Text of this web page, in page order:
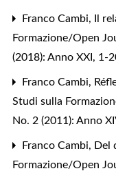
Franco Cambi, Il
Formazione/Open
(2018): Anno XXI, 1-
Franco Cambi,
Studi sulla
No. 2 (2011): Anno
Franco Cambi, Del
Formazione/Open